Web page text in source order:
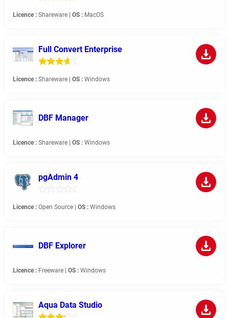
Licence : Shareware | OS : MacOS
Full Convert Enterprise
Licence : Shareware | OS : Windows
DBF Manager
Licence : Shareware | OS : Windows
pgAdmin 4
Licence : Open Source | OS : Windows
DBF Explorer
Licence : Freeware | OS : Windows
Aqua Data Studio